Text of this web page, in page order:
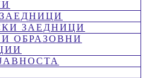
ЗАЕДНИЦИ
ОБРАЗОВНИ